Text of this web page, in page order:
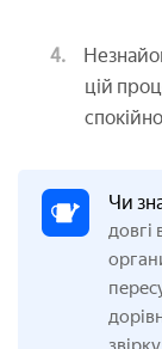
цій
Чи
довгі